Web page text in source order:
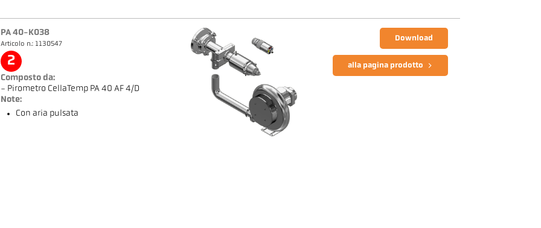
PA 40-K038
Articolo n.: 1130547
2
Composto da:
- Pirometro CellaTemp PA 40 AF 4/D
Note:
Con aria pulsata
Download
alla pagina prodotto